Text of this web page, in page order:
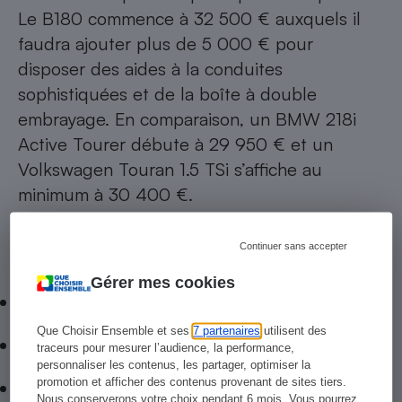
Gérer mes cookies
Que Choisir Ensemble et ses7 partenaires utilisent des
traceurs pour mesurer l’audience, la performance,
personnaliser les contenus, les partager, optimiser la
promotion et afficher des contenus provenant de sites tiers.
Nous conserverons votre choix pendant 6 mois. Vous pourrez
Continuer sans accepter
Le B180 commence à 32 500 € auxquels il
faudra ajouter plus de 5 000 € pour
disposer des aides à la conduites
sophistiquées et de la boîte à double
embrayage. En comparaison, un BMW 218i
Active Tourer débute à 29 950 € et un
Volkswagen Touran 1.5 TSi s’affiche au
minimum à 30 400 €.
Niveau d’équipement
Agrément